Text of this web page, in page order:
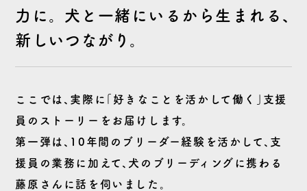
力に。
犬と一緒にいるから生まれる、
新しいつながり。
ここでは、実際に「好きなことを活かして働く」支援
員のストーリーをお届けします。
第一弾は、10年間のブリーダー経験を活かして、支
援員の業務に加えて、犬のブリーディングに携わる
藤原さんに話を伺いました。